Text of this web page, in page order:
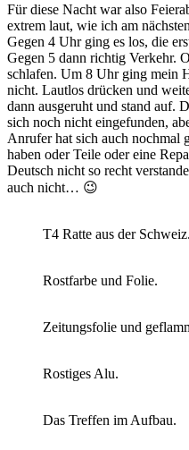
Für diese Nacht war also
extrem laut, wie ich am
Gegen 4 Uhr ging es los, die
Gegen 5 dann richtig Verkehr.
schlafen. Um 8 Uhr ging mein
nicht. Lautlos drücken und
dann ausgeruht und stand auf.
sich noch nicht eingefunden,
Anrufer hat sich auch
haben oder Teile oder eine
Deutsch nicht so recht
auch nicht… 😉
T4 Ratte aus der Schweiz.
Rostfarbe und Folie.
Zeitungsfolie und
Rostiges Alu.
Das Treffen im Aufbau.